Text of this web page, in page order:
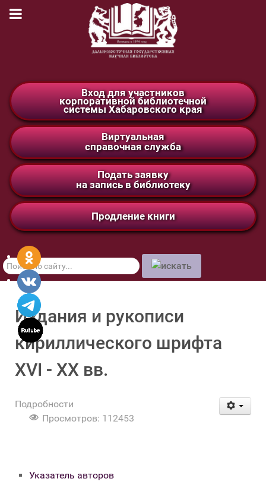
Вход для участников
корпоративной библиотечной
системы Хабаровского края
Виртуальная
справочная служба
Подать заявку
на запись в библиотеку
Продление книги
Поиск
по
сайту
Издания и рукописи
кириллического шрифта
XVI - XX вв.
Подробности
Просмотров: 112453
Указатель авторов